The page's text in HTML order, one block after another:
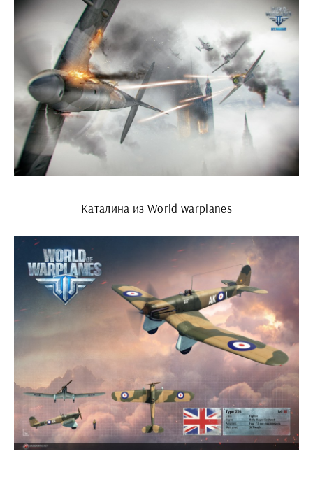
Каталина из World warplanes